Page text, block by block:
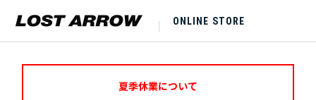
ONLINE STORE
夏季休業について